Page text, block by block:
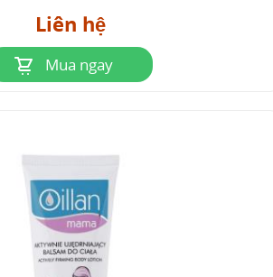
Liên hệ
Mua ngay